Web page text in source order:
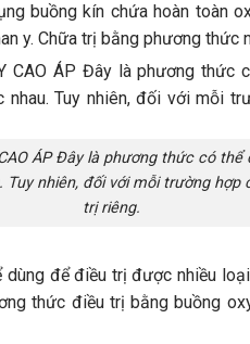
buồng kín chứa hoàn toàn
y. Chữa trị bằng phương thức
CAO ÁP Đây là phương thức có
Tuy nhiên, đối với mỗi trường
trị riêng.
để điều trị được nhiều
thức điều trị bằng buồng